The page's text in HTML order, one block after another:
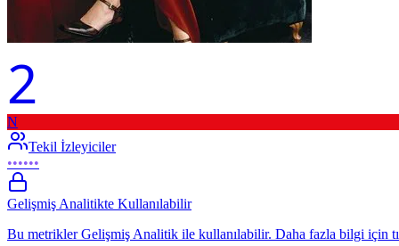
2
N
Tekil İzleyiciler
••••••
Gelişmiş Analitikte Kullanılabilir
Bu metrikler Gelişmiş Analitik ile kullanılabilir. Daha fazla bilgi için